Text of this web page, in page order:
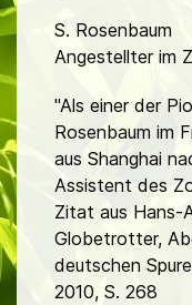
S. Rosenbaum
Angestellter im
"Als einer der
Rosenbaum im
aus Shanghai
Assistent des
Zitat aus Hans-
Globetrotter,
deutschen
2010, S. 268